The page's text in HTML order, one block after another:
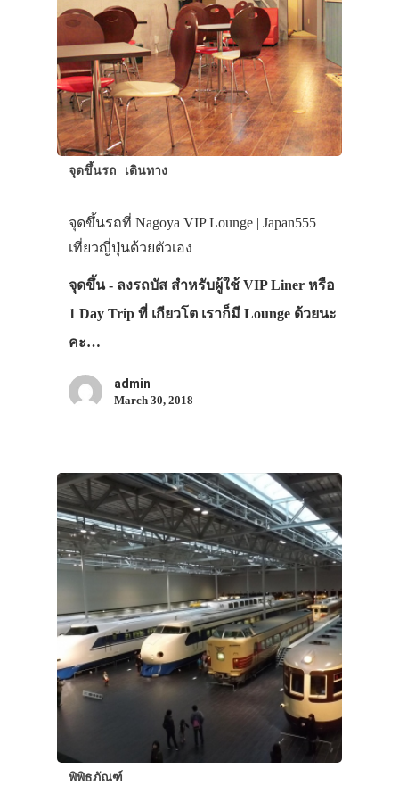
จุดขึ้นรถ เดินทาง
จุดขึ้นรถที่ Nagoya VIP Lounge | Japan555
เที่ยวญี่ปุ่นด้วยตัวเอง
จุดขึ้น - ลงรถบัส สำหรับผู้ใช้ VIP Liner หรือ
1 Day Trip ที่ เกียวโต เราก็มี Lounge ด้วยนะ
คะ…
admin
March 30, 2018
พิพิธภัณฑ์